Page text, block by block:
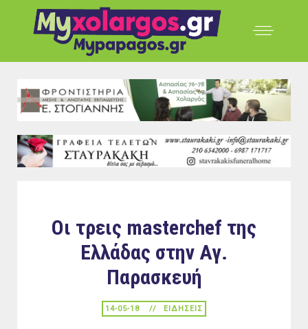
Οι τρεις masterchef της
Ελλάδας στην Αγ.
Παρασκευή
14-05-18 ΕΙΔΉΣΕΙΣ